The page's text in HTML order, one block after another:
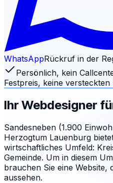
WhatsAppRückruf in der
Persönlich, kein
Festpreis, keine versteckten
Ihr Webdesigner
Sandesneben (1.900
Herzogtum Lauenburg
wirtschaftliches Umfeld:
Gemeinde. Um in diesem
brauchen Sie eine
aussehen.